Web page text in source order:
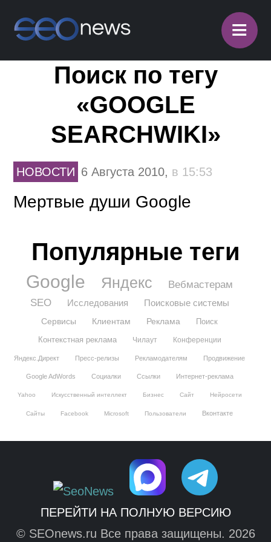
≡
Поиск по тегу
«GOOGLE
SEARCHWIKI»
НОВОСТИ 6 Августа 2010, в 15:53
Мертвые души Google
Популярные теги
Google Яндекс
Вебмастерам
SEO
Исследования Поисковые системы
Сервисы Клиентам Реклама
Поиск
Контекстная реклама
Чилаут Конференции
Яндекс.Директ Пресс-релизы Рекламодателям Продвижение
Google AdWords Социалки Ссылки Интернет-реклама
Yahoo Искусственный интеллект Бизнес Сайт Нейросети
Сайты Facebook Microsoft Пользователи Вконтакте
ПЕРЕЙТИ НА ПОЛНУЮ ВЕРСИЮ
© SEOnews.ru Все права защищены. 2026